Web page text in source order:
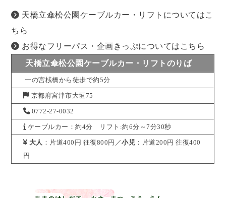
天橋立傘松公園ケーブルカー・リフトについてはこ
ちら
お得なフリーパス・企画きっぷについてはこちら
天橋立傘松公園ケーブルカー・リフトのりば
一の宮桟橋から徒歩で約5分
京都府宮津市大垣75
0772-27-0032
ケーブルカー：約4分 リフト:約6分～7分30秒
大人 ：片道400円 往復800円／小児 ：片道200円 往復400
円